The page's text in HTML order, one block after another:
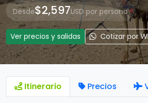
Desde$2,597USD por persona
Ver precios y salidas Cotizar por
Itinerario Precios